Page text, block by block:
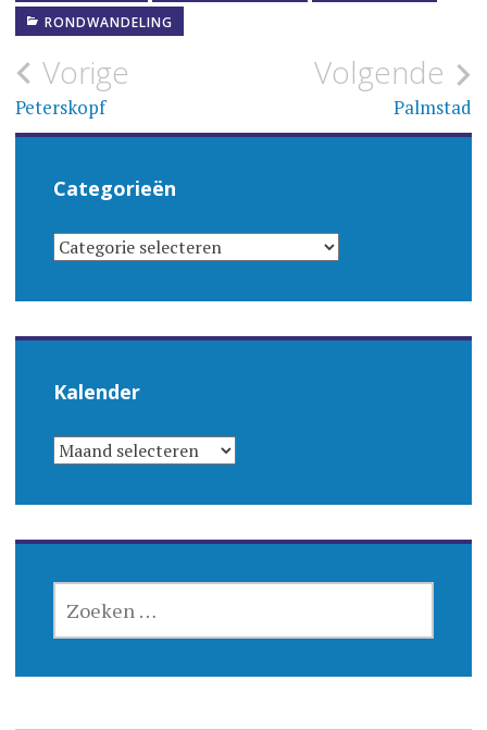
RONDWANDELING
Bericht
navigatie
Vorige
Peterskopf
Volgende
Palmstad
Categorieën
CATEGORIEËN
Kalender
KALENDER
NAAR: